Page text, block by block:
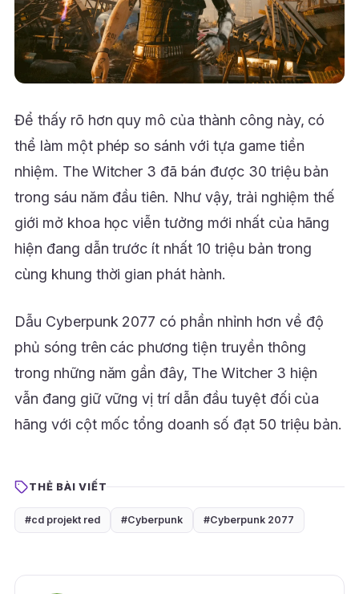
Để thấy rõ hơn quy mô của thành công này, có
thể làm một phép so sánh với tựa game tiền
nhiệm. The Witcher 3 đã bán được 30 triệu bản
trong sáu năm đầu tiên. Như vậy, trải nghiệm thế
giới mở khoa học viễn tưởng mới nhất của hãng
hiện đang dẫn trước ít nhất 10 triệu bản trong
cùng khung thời gian phát hành.
Dẫu Cyberpunk 2077 có phần nhỉnh hơn về độ
phủ sóng trên các phương tiện truyền thông
trong những năm gần đây, The Witcher 3 hiện
vẫn đang giữ vững vị trí dẫn đầu tuyệt đối của
hãng với cột mốc tổng doanh số đạt 50 triệu bản.
THẺ BÀI VIẾT
#cd projekt red #Cyberpunk #Cyberpunk 2077